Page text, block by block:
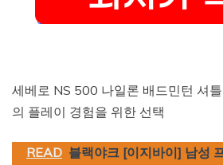
세베로 NS 500 나일론 배드민턴 셔
의 플레이 경험을 위한 선택
READ 블랙야크 [이지바이] 남성